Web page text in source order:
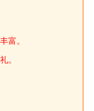
富。
。